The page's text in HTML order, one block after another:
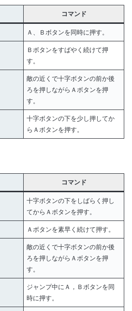
コマンド
Ａ、Ｂボタンを同時に押す。
Ｂボタンをすばやく続けて押
す。
敵の近くで十字ボタンの前か後
ろを押しながらＡボタンを押
す。
十字ボタンの下を少し押してか
らＡボタンを押す。
コマンド
十字ボタンの下をしばらく押し
てからＡボタンを押す。
Ａボタンを素早く続けて押す。
敵の近くで十字ボタンの前か後
ろを押しながらＡボタンを押
す。
ジャンプ中にＡ，Ｂボタンを同
時に押す。